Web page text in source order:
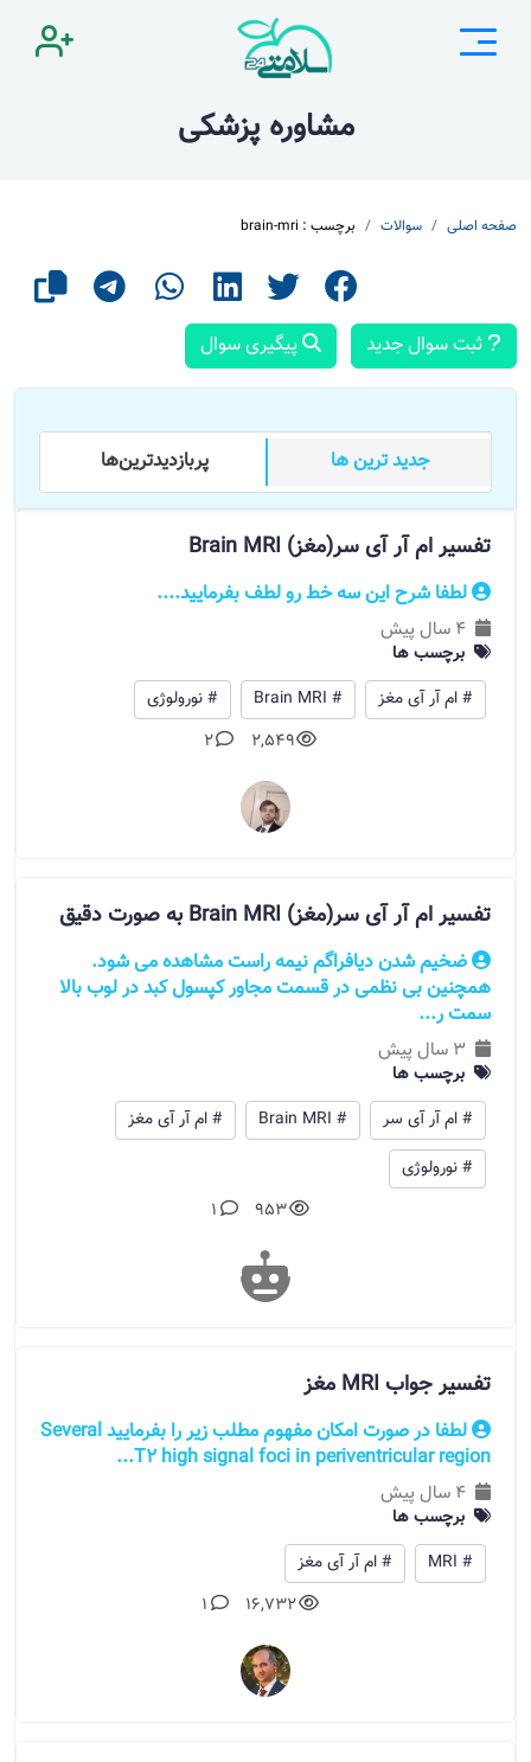
مشاوره پزشکی
صفحه اصلی سوالات برچسب : brain-mri
ثبت سوال جدید پیگیری سوال
جدید ترین ها پر‌بازدید‌ترین‌ها
تفسیر ام آر آی سر(مغز) Brain MRI
لطفا شرح این سه خط رو لطف بفرمایید....
4 سال پیش
برچسب ها
# ام آر آی مغز
# Brain MRI
# نورولوژی
2,549
2
تفسیر ام آر آی سر(مغز) Brain MRI به صورت دقیق
ضخیم شدن دیافراگم نیمه راست مشاهده می شود.
همچنین بی نظمی در قسمت مجاور کپسول کبد در لوب بالا
سمت ر...
3 سال پیش
برچسب ها
# ام آر آی سر
# Brain MRI
# ام آر آی مغز
# نورولوژی
953
1
تفسیر جواب MRI مغز
لطفا در صورت امکان مفهوم مطلب زیر را بفرمایید Several
T2 high signal foci in periventricular region...
4 سال پیش
برچسب ها
# MRI
# ام آر آی مغز
16,732
1